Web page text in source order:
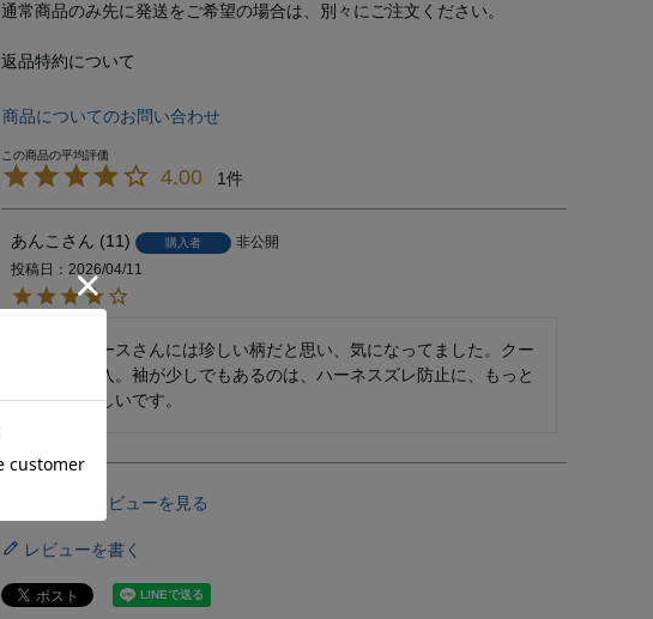
通常商品のみ先に発送をご希望の場合は、別々にご注文ください。
返品特約について
商品についてのお問い合わせ
4.00 1
あんこ 11 購入者
非公開
投稿日
2026/04/11
ドッグピースさんには珍しい柄だと思い、気になってました。クー
ポンで購入。袖が少しでもあるのは、ハーネスズレ防止に、もっと
作ってほしいです。
すべてのレビューを見る
レビューを書く